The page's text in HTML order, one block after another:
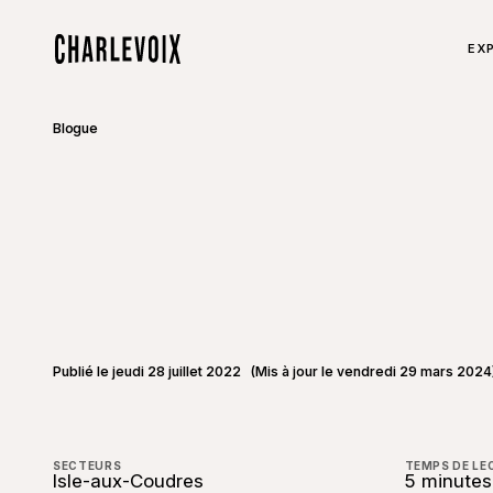
Blogue
Publié le jeudi 28 juillet 2022 (Mis à jour le vendredi 29 mars
SECTEURS
Isle-aux-Coudres
TEMPS DE
5 minutes